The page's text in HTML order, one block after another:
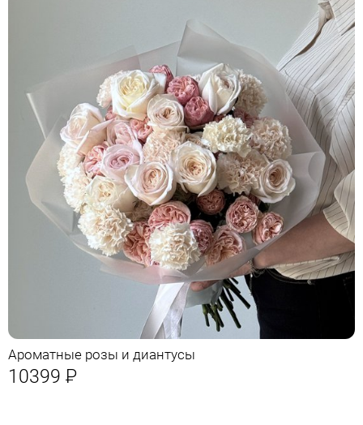
Ароматные розы и диантусы
10399 Р